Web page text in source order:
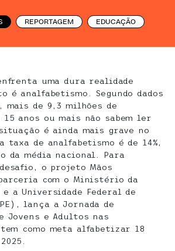
REPORTAGEM EDUCAÇÃO
uma dura realidade
é analfabetismo. Segundo dados
mais de 9,3 milhões de
anos ou mais não sabem ler
é ainda mais grave no
taxa de analfabetismo é de 14%,
da média nacional. Para
o projeto Mãos
com o Ministério da
e a Universidade Federal de
lança a Jornada de
Jovens e Adultos nas
como meta alfabetizar 18